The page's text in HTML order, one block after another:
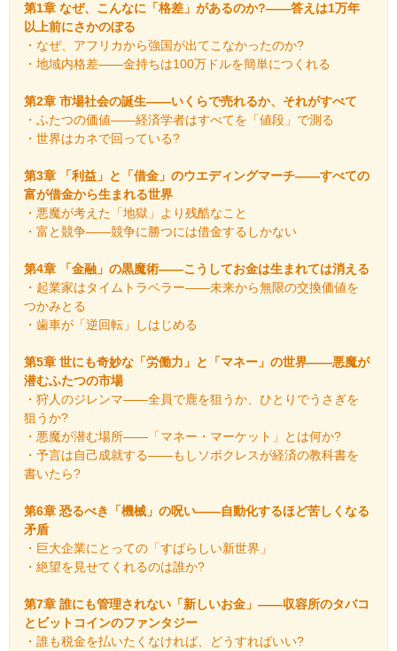
第1章 なぜ、こんなに「格差」があるのか?――答えは1万年
以上前にさかのぼる
・なぜ、アフリカから強国が出てこなかったのか?
・地域内格差――金持ちは100万ドルを簡単につくれる
第2章 市場社会の誕生――いくらで売れるか、それがすべて
・ふたつの価値――経済学者はすべてを「値段」で測る
・世界はカネで回っている?
第3章 「利益」と「借金」のウエディングマーチ――すべての
富が借金から生まれる世界
・悪魔が考えた「地獄」より残酷なこと
・富と競争――競争に勝つには借金するしかない
第4章 「金融」の黒魔術――こうしてお金は生まれては消える
・起業家はタイムトラベラー――未来から無限の交換価値を
つかみとる
・歯車が「逆回転」しはじめる
第5章 世にも奇妙な「労働力」と「マネー」の世界――悪魔が
潜むふたつの市場
・狩人のジレンマ――全員で鹿を狙うか、ひとりでうさぎを
狙うか?
・悪魔が潜む場所――「マネー・マーケット」とは何か?
・予言は自己成就する――もしソポクレスが経済の教科書を
書いたら?
第6章 恐るべき「機械」の呪い――自動化するほど苦しくなる
矛盾
・巨大企業にとっての「すばらしい新世界」
・絶望を見せてくれるのは誰か?
第7章 誰にも管理されない「新しいお金」――収容所のタバコ
とビットコインのファンタジー
・誰も税金を払いたくなければ、どうすればいい?